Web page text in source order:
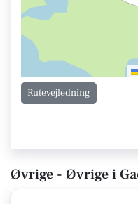
Rutevejledning
Øvrige - Øvrige i